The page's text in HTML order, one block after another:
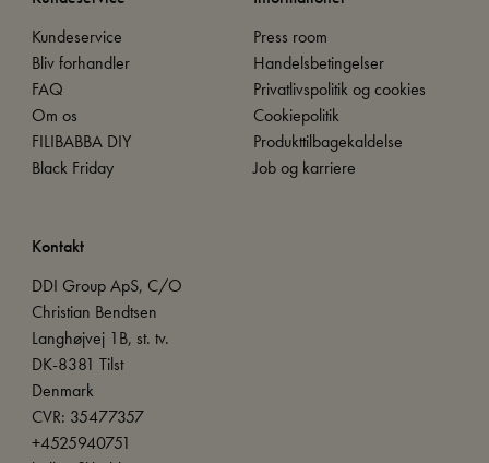
Kundeservice
Bliv forhandler
FAQ
Om os
FILIBABBA DIY
Black Friday
Press room
Handelsbetingelser
Privatlivspolitik og cookies
Cookiepolitik
Produkttilbagekaldelse
Job og karriere
Kontakt
DDI Group ApS, C/O
Christian Bendtsen
Langhøjvej 1B, st. tv.
DK-8381 Tilst
Denmark
CVR: 35477357
+4525940751